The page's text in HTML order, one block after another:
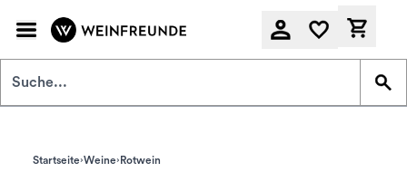
Startseite Weine Rotwein